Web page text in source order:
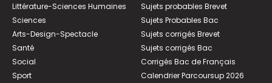
Littérature-Sciences Humaines
Sciences
Arts-Design-Spectacle
Santé
Social
Sport
Sujets probables Brevet
Sujets Probables Bac
Sujets corrigés Brevet
Sujets corrigés Bac
Corrigés Bac de Français
Calendrier Parcoursup 2026